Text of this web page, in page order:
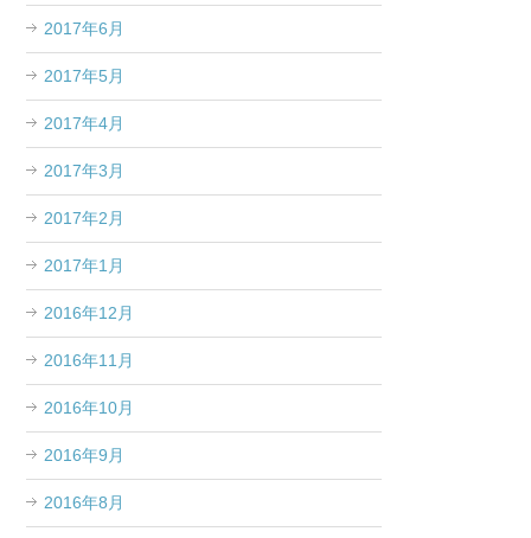
2017年6月
2017年5月
2017年4月
2017年3月
2017年2月
2017年1月
2016年12月
2016年11月
2016年10月
2016年9月
2016年8月